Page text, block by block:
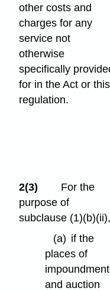
other costs and
charges for any
service not
otherwise
specifically
for in the Act or this
regulation.
2(3)
For the
purpose of
subclause (1)⁠(b)⁠(ii),
(a) if the
places of
impoundment
and auction